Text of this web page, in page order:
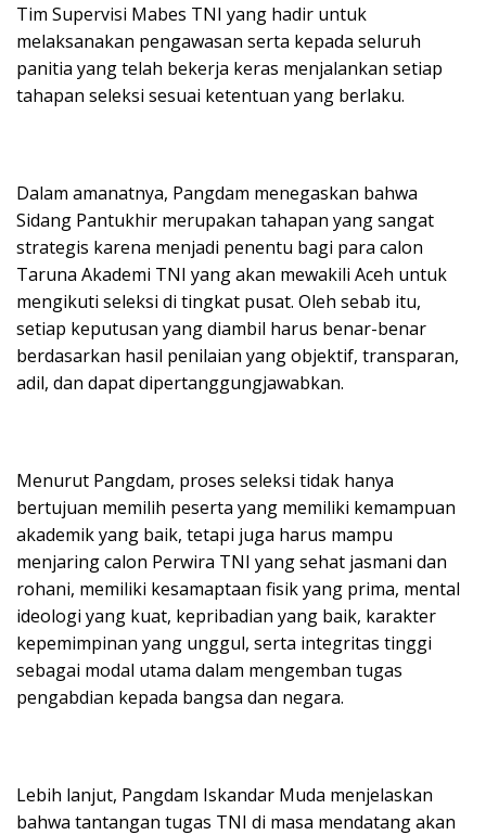
Tim Supervisi Mabes TNI yang hadir untuk
melaksanakan pengawasan serta kepada seluruh
panitia yang telah bekerja keras menjalankan setiap
tahapan seleksi sesuai ketentuan yang berlaku.
Dalam amanatnya, Pangdam menegaskan bahwa
Sidang Pantukhir merupakan tahapan yang sangat
strategis karena menjadi penentu bagi para calon
Taruna Akademi TNI yang akan mewakili Aceh untuk
mengikuti seleksi di tingkat pusat. Oleh sebab itu,
setiap keputusan yang diambil harus benar-benar
berdasarkan hasil penilaian yang objektif, transparan,
adil, dan dapat dipertanggungjawabkan.
Menurut Pangdam, proses seleksi tidak hanya
bertujuan memilih peserta yang memiliki kemampuan
akademik yang baik, tetapi juga harus mampu
menjaring calon Perwira TNI yang sehat jasmani dan
rohani, memiliki kesamaptaan fisik yang prima, mental
ideologi yang kuat, kepribadian yang baik, karakter
kepemimpinan yang unggul, serta integritas tinggi
sebagai modal utama dalam mengemban tugas
pengabdian kepada bangsa dan negara.
Lebih lanjut, Pangdam Iskandar Muda menjelaskan
bahwa tantangan tugas TNI di masa mendatang akan